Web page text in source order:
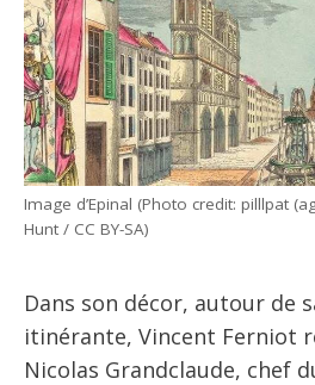
Image d’Epinal (Photo credit: pilllpat
Hunt / CC BY-SA)
Dans son décor, autour de
itinérante, Vincent Ferniot
Nicolas Grandclaude, chef